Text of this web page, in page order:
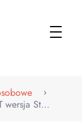
wersja St…